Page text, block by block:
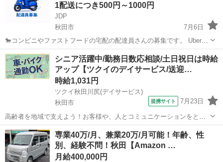
1配送につき500円～1000円
JDP
秋田市
7月6日
🐎コンビニやファストフードの宅配の配達員さんの募集です。 Uber
eatsや出前館のように配達専用アプリを使用していただき、オファー
内容を確認していただいてから受ける受けないは自由となります。 配
達時の使用...
秋田 秋田市 配送 ファストフード
シニア活躍中/勤務日数応相談/土日祝日は時給
アップ【ツクイのデイサービス/送迎…
時給1,031円
ツクイ秋田川尻(デイサービス)
秋田市
提携サイト 7月23日
高齢者を地域で支えよう！お客様や、人とコミュニケーションをとる
のが大好きな方大歓迎♪ ★☆ 働きやすいメリット多数 ★☆ ＼＼サー
ビス・職種の魅力／／ 送迎業務を通して、お客様から感謝の言葉を直
接いただけたり、信頼関係を...
秋田 秋田市 その他
専業40万/月、兼業20万/月可能！年齢、性
別、経験不問！秋田【Amazon …
月給400,000円